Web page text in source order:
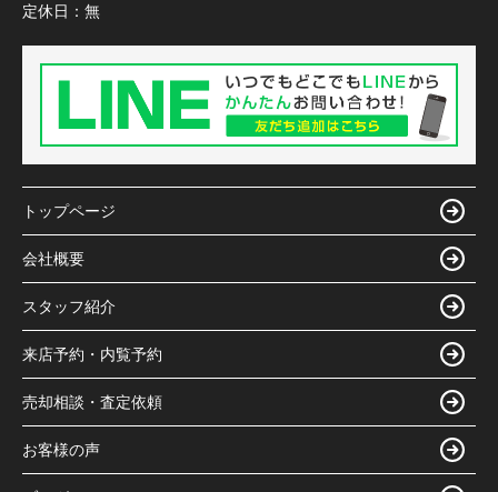
定休日： 無
トップページ
会社概要
スタッフ紹介
来店予約・内覧予約
売却相談・査定依頼
お客様の声